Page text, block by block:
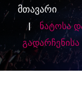
მთავარი
ნატოსა